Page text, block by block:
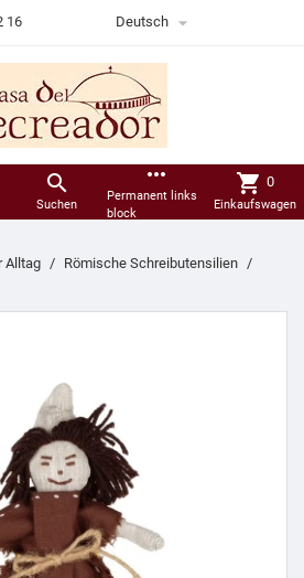
16 Deutsch 

Suchen
more_horiz
Permanent links
block
shopping_cart 0
Einkaufswagen
Alltag
Römische Schreibutensilien